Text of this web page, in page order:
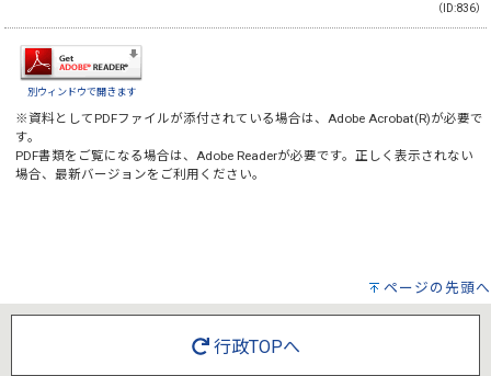
（ID:836）
別ウィンドウで開きます
※資料としてPDFファイルが添付されている場合は、Adobe Acrobat(R)が必要で
す。
PDF書類をご覧になる場合は、Adobe Readerが必要です。正しく表示されない
場合、最新バージョンをご利用ください。
ページの先頭へ
行政TOPへ